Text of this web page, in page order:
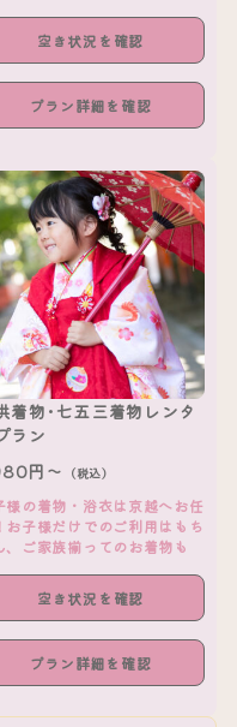
空き状況を確認
プラン詳細を確認
着物･七五三着物レンタ
ラン
円～
（税込）
様の着物・浴衣は京越へお任
お子様だけでのご利用はもち
、ご家族揃ってのお着物も
空き状況を確認
プラン詳細を確認